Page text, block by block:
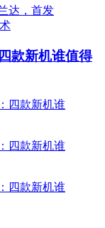
款新机谁值得